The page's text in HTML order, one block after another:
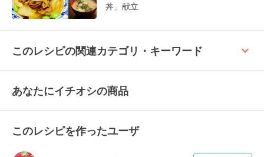
丼」献立
このレシピの関連カテゴリ・キーワード keyboard_arrow_up
あなたにイチオシの商品
このレシピを作ったユーザ